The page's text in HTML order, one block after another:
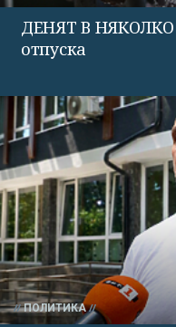
ДЕНЯТ В НЯКОЛКО
отпуска
ПОЛИТИКА